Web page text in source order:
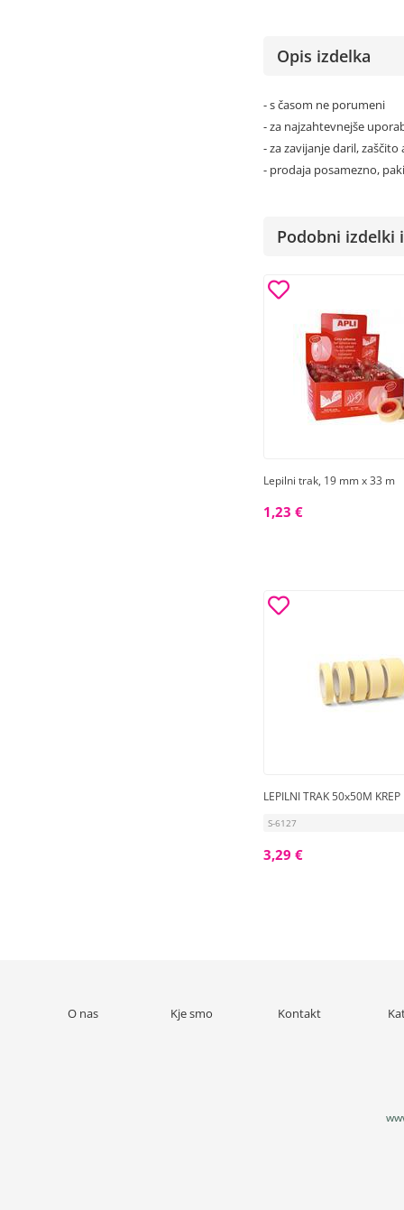
Opis izdelka
- s časom ne porumeni
- za najzahtevnejše
- za zavijanje daril,
- prodaja posamezno,
Podobni izdelki
Lepilni trak, 19 mm x 33 m
1,23 €
LEPILNI TRAK 50x50M
S-6127
3,29 €
O nas Kje smo Kontakt